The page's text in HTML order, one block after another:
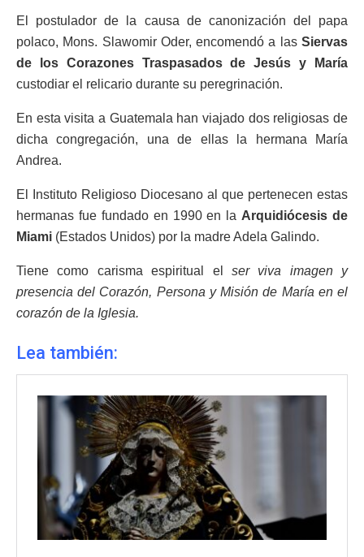
El postulador de la causa de canonización del papa
polaco, Mons. Slawomir Oder, encomendó a las Siervas
de los Corazones Traspasados de Jesús y María
custodiar el relicario durante su peregrinación.
En esta visita a Guatemala han viajado dos religiosas de
dicha congregación, una de ellas la hermana María
Andrea.
El Instituto Religioso Diocesano al que pertenecen estas
hermanas fue fundado en 1990 en la Arquidiócesis de
Miami (Estados Unidos) por la madre Adela Galindo.
Tiene como carisma espiritual el ser viva imagen y
presencia del Corazón, Persona y Misión de María en el
corazón de la Iglesia.
Lea también: